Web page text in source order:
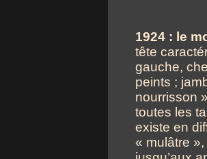
1924 : le
tête
gauche,
peints ;
nourrisson
toutes les
existe en
« mulâtre